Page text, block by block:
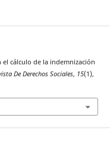
el cálculo de la indemnización
De Derechos Sociales, 15(1),